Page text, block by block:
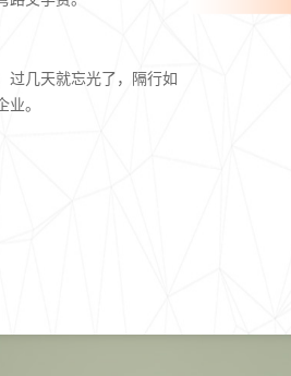
过几天就忘光了，隔行如
。